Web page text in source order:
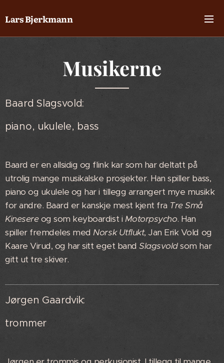
Lars Bjerkmann
Musikerne
Baard Slagsvold:
piano, ukulele, bass
Baard er en allsidig og flink kar som har deltatt på
utrolig mange musikalske prosjekter. Han spiller bass,
piano og ukulele og har i tillegg arrangert mye musikk
for andre. Baard er kanskje mest kjent fra Tre Små
Kinesereog som keyboardist i Motorpsycho. Han
spiller fremdeles medNorsk Utflukt, Jan Erik Vold og
Kaare Virud, og har sitt eget bandSlagsvoldsom har
gitt ut tre skiver.
Jørgen Gaardvik:
trommer